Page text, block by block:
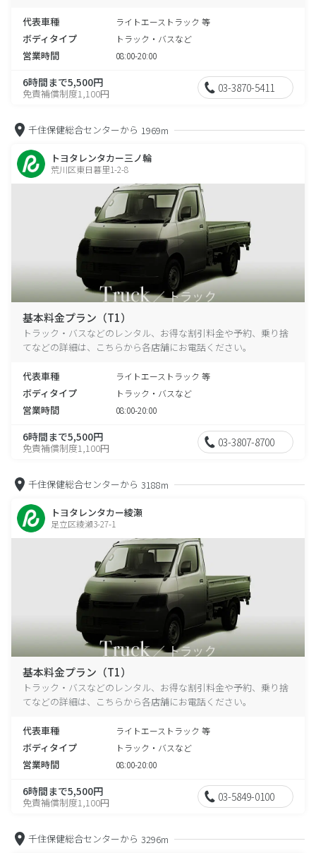
代表車種 ライトエーストラック 等
ボディタイプ トラック・バスなど
営業時間 08:00-20:00
6時間まで5,500円
免責補償制度1,100円 03-3870-5411
千住保健総合センターから 1969m
トヨタレンタカー三ノ輪
荒川区東日暮里1-2-8
基本料金プラン（T1）
トラック・バスなどのレンタル、お得な割引料金や予約、乗り捨
てなどの詳細は、こちらから各店舗にお電話ください。
代表車種 ライトエーストラック 等
ボディタイプ トラック・バスなど
営業時間 08:00-20:00
6時間まで5,500円
免責補償制度1,100円 03-3807-8700
千住保健総合センターから 3188m
トヨタレンタカー綾瀬
足立区綾瀬3-27-1
基本料金プラン（T1）
トラック・バスなどのレンタル、お得な割引料金や予約、乗り捨
てなどの詳細は、こちらから各店舗にお電話ください。
代表車種 ライトエーストラック 等
ボディタイプ トラック・バスなど
営業時間 08:00-20:00
6時間まで5,500円
免責補償制度1,100円 03-5849-0100
千住保健総合センターから 3296m